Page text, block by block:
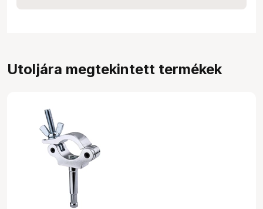
Utoljára megtekintett termékek